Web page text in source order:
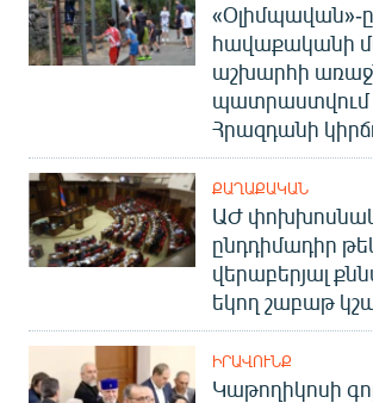
«Ազատության» բոլոր կայքերը
«Օլիմպավան»-
հավաքականի
աշխարհի
պատրաստվում
Հրազդանի
ՔԱՂԱՔԱԿԱՆ
ԱԺ
ընդդիմադիր
վերաբերյալ
եկող շաբաթ
ԻՐԱՎՈՒՆՔ
Կաթողիկոսի